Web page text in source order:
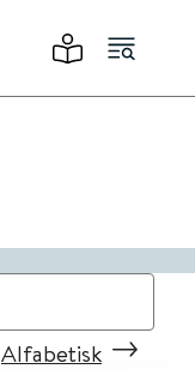
Alfabetisk